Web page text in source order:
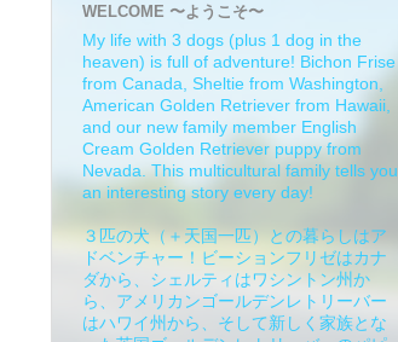
WELCOME 〜ようこそ〜
My life with 3 dogs (plus 1 dog in the
heaven) is full of adventure! Bichon Frise
from Canada, Sheltie from Washington,
American Golden Retriever from Hawaii,
and our new family member English
Cream Golden Retriever puppy from
Nevada. This multicultural family tells you
an interesting story every day!
３匹の犬（＋天国一匹）との暮らしはア
ドベンチャー！ビーションフリゼはカナ
ダから、シェルティはワシントン州か
ら、アメリカンゴールデンレトリーバー
はハワイ州から、そして新しく家族とな